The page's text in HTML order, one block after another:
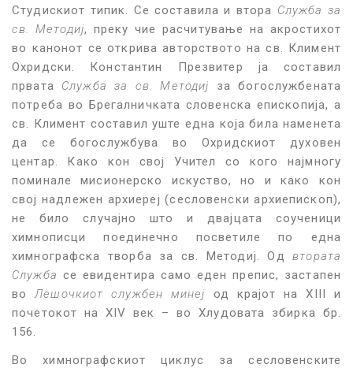
Студискиот типик. Се составила и втора Служба за
св. Методиј, преку чие расчитување на акростихот
во канонот се открива авторството на св. Климент
Охридски. Константин Презвитер ја составил
првата Служба за св. Методиј за богослужбената
потреба во Брегалничката словенска епископија, а
св. Климент составил уште една која била наменета
да се богослужбува во Охридскиот духовен
центар. Како кон свој Учител со кого најмногу
поминале мисионерско искуство, но и како кон
свој надлежен архиереј (сесловенски архиепископ),
не било случајно што и двајцата соученици
химнописци поединечно посветиле по една
химнографска творба за св. Методиј. Одвтората
Служба се евидентира само еден препис, застапен
во Лешочкиот службен минеј од крајот на XIII и
почетокот на XIV век – во Хлудовата збирка бр.
156.
Во химнографскиот циклус за сесловенските